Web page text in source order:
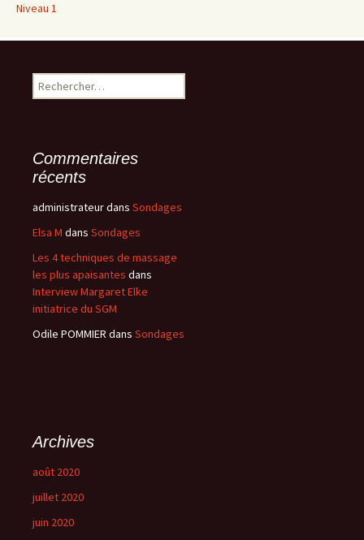
Niveau 1
Rechercher :
Commentaires
récents
administrateurdans Sondages
Elsa M dans Sondages
Les 4 techniques de massage
les plus apaisantes dans
Interview Margaret Elke
initiatrice du SGM
Odile POMMIER dans Sondages
Archives
août 2020
juillet 2020
juin 2020